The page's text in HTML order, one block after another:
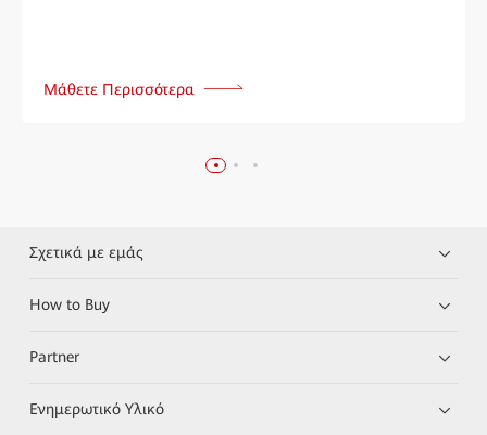
Μάθετε Περισσότερα
Σχετικά με εμάς
How to Buy
Partner
Ενημερωτικό Υλικό